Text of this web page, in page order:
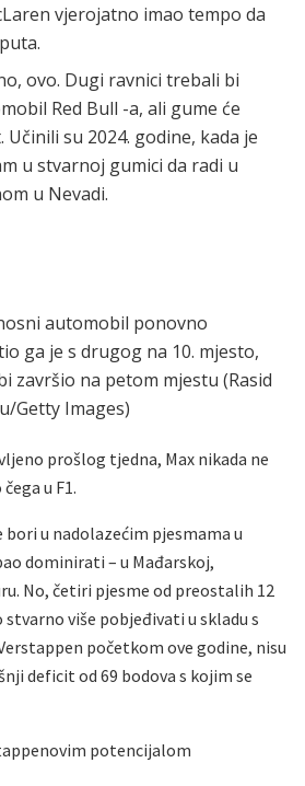
vjerojatno imao tempo da
ovo. Dugi ravnici trebali bi
Red Bull -a, ali gume će
su 2024. godine, kada je
u stvarnoj gumici da radi u
u Nevadi.
automobil ponovno
ga je s drugog na 10. mjesto,
završio na petom mjestu (Rasid
Getty Images)
prošlog tjedna, Max nikada ne
u F1.
bori u nadolazećim pjesmama u
dominirati – u Mađarskoj,
No, četiri pjesme od preostalih 12
više pobjeđivati u skladu s
početkom ove godine, nisu
deficit od 69 bodova s kojim se
potencijalom